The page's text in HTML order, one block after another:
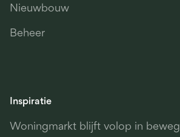
Nieuwbouw
Beheer
Inspiratie
Woningmarkt blijft volop in